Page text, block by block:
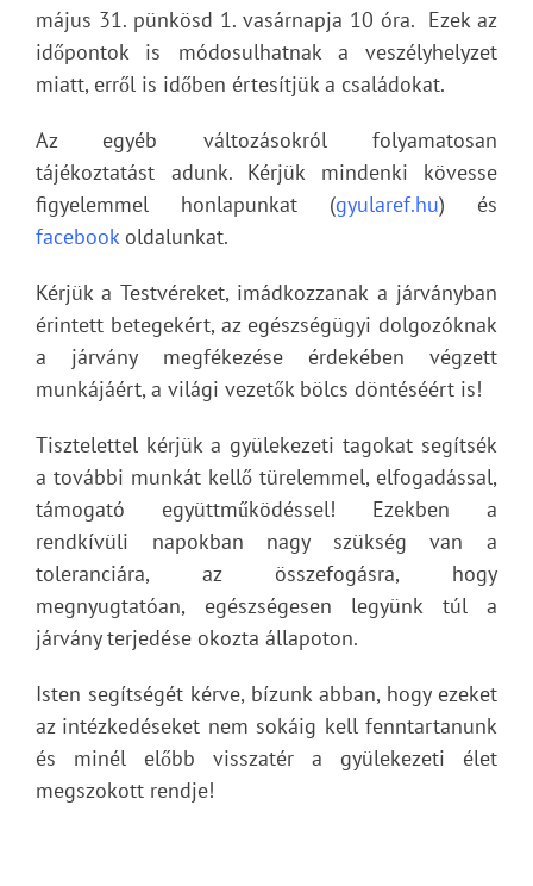
május 31. pünkösd 1. vasárnapja 10 óra. Ezek az
időpontok is módosulhatnak a veszélyhelyzet
miatt, erről is időben értesítjük a családokat.
Az egyéb változásokról folyamatosan
tájékoztatást adunk. Kérjük mindenki kövesse
figyelemmel honlapunkat (gyularef.hu) és
facebookoldalunkat.
Kérjük a Testvéreket, imádkozzanak a járványban
érintett betegekért, az egészségügyi dolgozóknak
a járvány megfékezése érdekében végzett
munkájáért, a világi vezetők bölcs döntéséért is!
Tisztelettel kérjük a gyülekezeti tagokat segítsék
a további munkát kellő türelemmel, elfogadással,
támogató együttműködéssel! Ezekben a
rendkívüli napokban nagy szükség van a
toleranciára, az összefogásra, hogy
megnyugtatóan, egészségesen legyünk túl a
járvány terjedése okozta állapoton.
Isten segítségét kérve, bízunk abban, hogy ezeket
az intézkedéseket nem sokáig kell fenntartanunk
és minél előbb visszatér a gyülekezeti élet
megszokott rendje!